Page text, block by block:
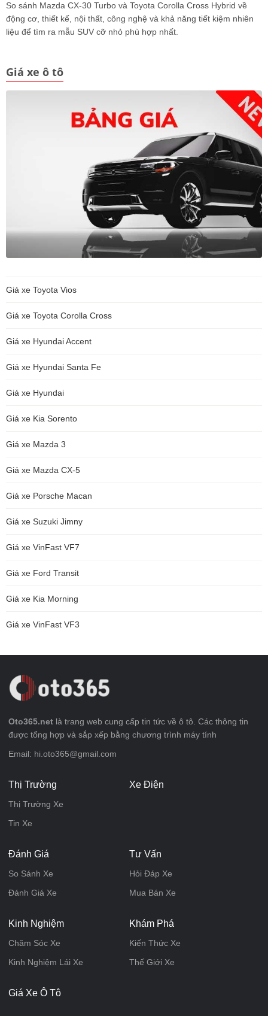
So sánh Mazda CX-30 Turbo và Toyota Corolla Cross Hybrid về
động cơ, thiết kế, nội thất, công nghệ và khả năng tiết kiệm nhiên
liệu để tìm ra mẫu SUV cỡ nhỏ phù hợp nhất.
Giá xe ô tô
Giá xe Toyota Vios
Giá xe Toyota Corolla Cross
Giá xe Hyundai Accent
Giá xe Hyundai Santa Fe
Giá xe Hyundai
Giá xe Kia Sorento
Giá xe Mazda 3
Giá xe Mazda CX-5
Giá xe Porsche Macan
Giá xe Suzuki Jimny
Giá xe VinFast VF7
Giá xe Ford Transit
Giá xe Kia Morning
Giá xe VinFast VF3
Oto365.net là trang web cung cấp tin tức về ô tô. Các thông tin
được tổng hợp và sắp xếp bằng chương trình máy tính
Email: hi.oto365@gmail.com
Thị Trường
Thị Trường Xe
Tin Xe
Xe Điện
Đánh Giá
So Sánh Xe
Đánh Giá Xe
Tư Vấn
Hỏi Đáp Xe
Mua Bán Xe
Kinh Nghiệm
Chăm Sóc Xe
Kinh Nghiệm Lái Xe
Khám Phá
Kiến Thức Xe
Thế Giới Xe
Giá Xe Ô Tô